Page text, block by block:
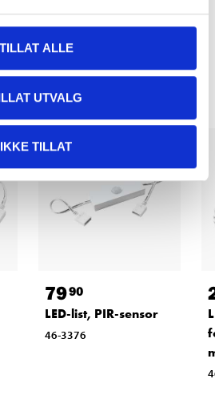
TILLAT ALLE
UTVALG
IKKE TILLAT
har også kjøpt
7990
LED-list, PIR-sensor
46-3376